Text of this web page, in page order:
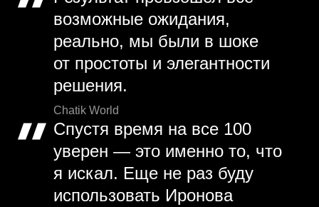
возможные ожидания,
реально, мы были в шоке
от простоты и элегантности
решения.
Chatik World
Спустя время на все 100
уверен — это именно то, что
я искал. Еще не раз буду
использовать Иронова